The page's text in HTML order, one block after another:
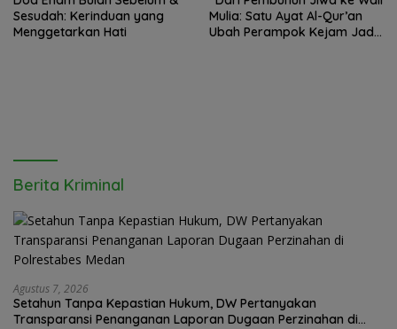
Sesudah: Kerinduan yang
Menggetarkan Hati
Mulia: Satu Ayat Al-Qur’an
Ubah Perampok Kejam Jadi
Berita Kriminal
Agustus 7, 2026
Setahun Tanpa Kepastian Hukum, DW Pertanyakan
Transparansi Penanganan Laporan Dugaan Perzinahan di